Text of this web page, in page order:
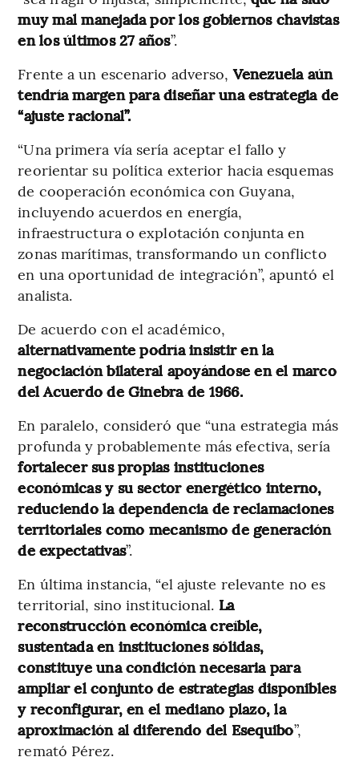
muy mal manejada por los gobiernos chavistas
en los últimos 27 años”.
Frente a un escenario adverso,Venezuela aún
tendría margen para diseñar una estrategia de
“ajuste racional”.
“Una primera vía sería aceptar el fallo y
reorientar su política exterior hacia esquemas
de cooperación económica con Guyana,
incluyendo acuerdos en energía,
infraestructura o explotación conjunta en
zonas marítimas, transformando un conflicto
en una oportunidad de integración”, apuntó el
analista.
De acuerdo con el académico,
alternativamente podría insistir en la
negociación bilateral apoyándose en el marco
del Acuerdo de Ginebra de 1966.
En paralelo, consideró que “una estrategia más
profunda y probablemente más efectiva, sería
fortalecer sus propias instituciones
económicas y su sector energético interno,
reduciendo la dependencia de reclamaciones
territoriales como mecanismo de generación
de expectativas”.
En última instancia, “el ajuste relevante no es
territorial, sino institucional. La
reconstrucción económica creíble,
sustentada en instituciones sólidas,
constituye una condición necesaria para
ampliar el conjunto de estrategias disponibles
y reconfigurar, en el mediano plazo, la
aproximación al diferendo del Esequibo”,
remató Pérez.